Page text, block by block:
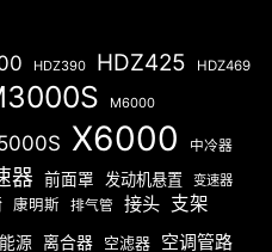
HDZ390 HDZ425 HDZ469
M6000
X6000 中冷器
器 前面罩 发动机悬置 变速器
康明斯 排气管 接头 支架
源 离合器 空滤器 空调管路